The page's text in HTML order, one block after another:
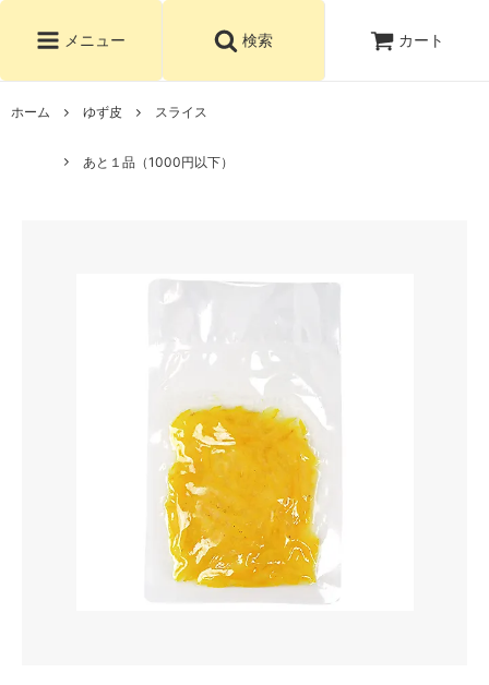
メニュー 検索 カート
ホーム ゆず皮 スライス
あと１品（1000円以下）